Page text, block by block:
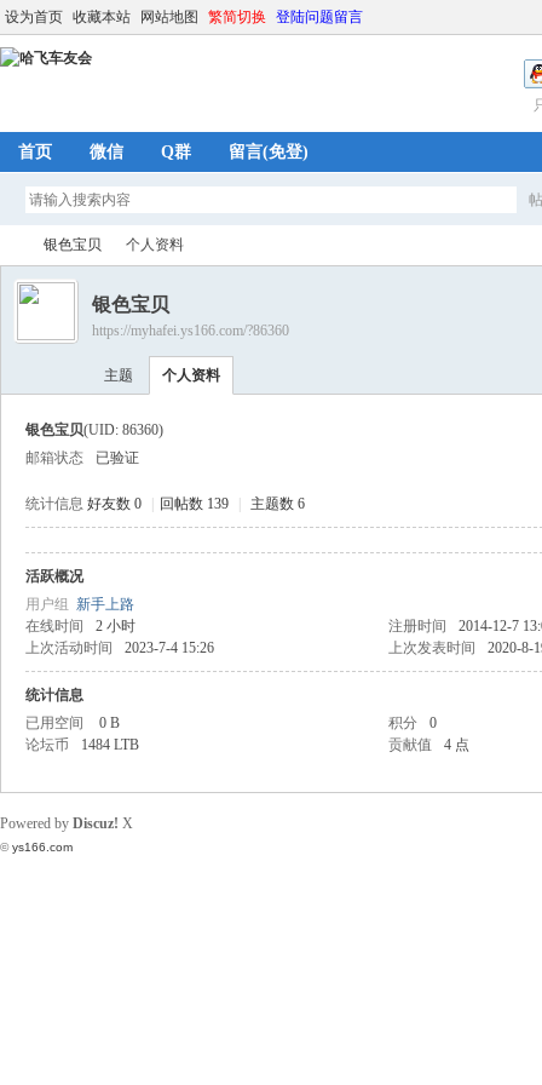
设为首页 收藏本站 网站地图 繁简切换 登陆问题留言
首页 微信 Q群 留言(免登)
车
›
银色宝贝 个人资料
银色宝贝
https://myhafei.ys166.com/?86360
主题 个人资料
银色宝贝(UID: 86360)
邮箱状态
已验证
统计信息 好友数 0 回帖数 139 主题数 6
活跃概况
用户组 新手上路
在线时间
2 小时 注册时间
2014-12-7
上次活动时间
2023-7-4 15:26 上次发表时间 2020-8-
统计信息
已用空间
0 B 积分
0
论坛币
1484 LTB 贡献值 4 点
Powered by Discuz! X
©ys166.com